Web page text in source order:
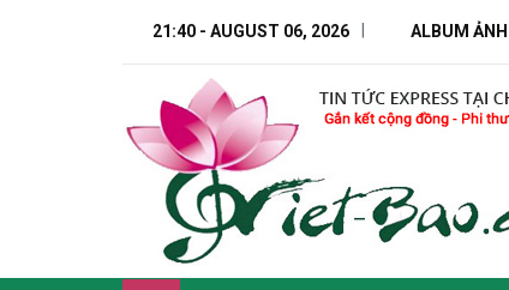
21:40 - AUGUST 06, 2026 ALBUM ẢNH